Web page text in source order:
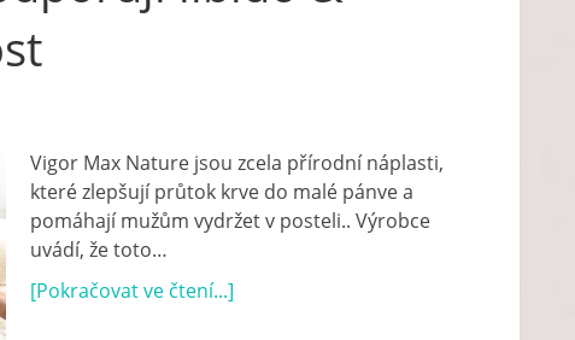
Vigor Max Nature jsou zcela přírodní náplasti,
které zlepšují průtok krve do malé pánve a
pomáhají mužům vydržet v posteli.. Výrobce
uvádí, že toto…
[Pokračovat ve čtení...]